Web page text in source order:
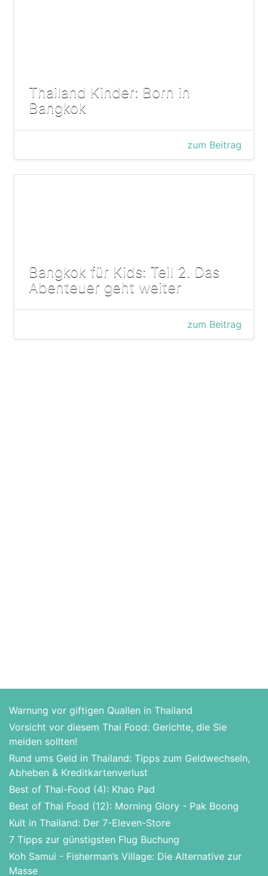
Thailand Kinder: Born in
Bangkok
zum Beitrag
Bangkok für Kids: Teil 2. Das
Abenteuer geht weiter
zum Beitrag
Warnung vor giftigen Quallen in Thailand
Vorsicht vor diesem Thai Food: Gerichte, die Sie
meiden sollten!
Rund ums Geld in Thailand: Tipps zum Geldwechseln,
Abheben & Kreditkartenverlust
Best of Thai-Food (4): Khao Pad
Best of Thai Food (12): Morning Glory - Pak Boong
Kult in Thailand: Der 7-Eleven-Store
7 Tipps zur günstigsten Flug Buchung
Koh Samui - Fisherman’s Village: Die Alternative zur
Masse